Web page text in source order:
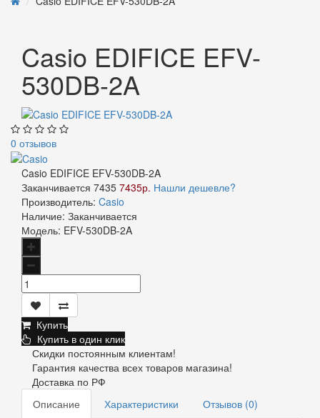
Casio EDIFICE EFV-
530DB-2A
0 отзывов
Casio EDIFICE EFV-530DB-2A
Заканчивается 7435 7435р. Нашли дешевле?
Производитель: Casio
Наличие: Заканчивается
Модель: EFV-530DB-2A
Купить
Купить в один клик
Скидки постоянным клиентам!
Гарантия качества всех товаров магазина!
Доставка по РФ
Описание
Характеристики
Отзывов (0)